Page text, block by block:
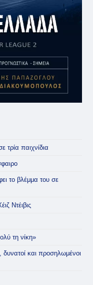
τρία παιχνίδια
το βλέμμα του σε
Ντέιβις
τη νίκη»
και προσηλωμένοι